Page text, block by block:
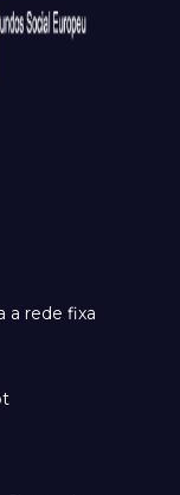
a rede fixa